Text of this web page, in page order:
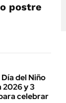
postre
del Niño
2026 y 3
celebrar